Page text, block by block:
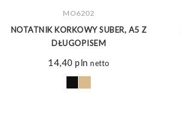
ZOBACZ WIĘCEJ
MO6202
NOTATNIK KORKOWY SUBER, A5 Z
DŁUGOPISEM
14,40pln netto